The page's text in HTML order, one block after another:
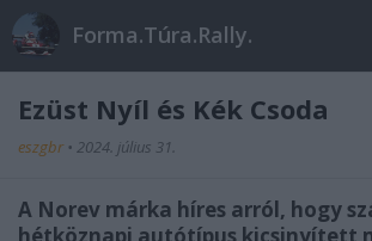
Forma.Túra.Rally.
Ezüst Nyíl és Kék Csoda
eszgbr • 2024. július 31.
A Norev márka híres arról, hogy